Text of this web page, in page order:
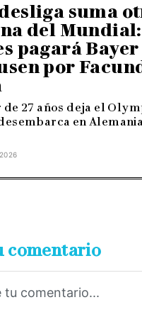
suma
del
pagará Bayer
por
27 años deja el
en
comentario